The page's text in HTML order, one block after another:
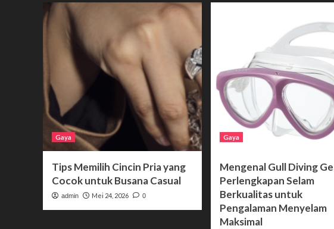
Gaya
Tips Memilih Cincin Pria yang
Cocok untuk Busana Casual
admin Mei 24, 2026 0
Gaya
Mengenal Gull Diving
Perlengkapan Selam
Berkualitas untuk
Pengalaman Menyelam
Maksimal